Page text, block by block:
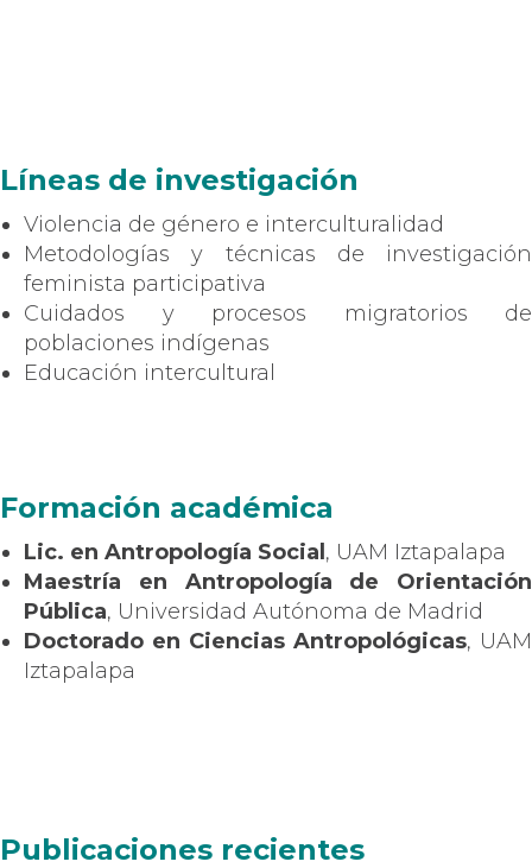
Líneas de investigación
Violencia de género e interculturalidad
Metodologías y técnicas de investigación
feminista participativa
Cuidados y procesos migratorios de
poblaciones indígenas
Educación intercultural
Formación académica
Lic. en Antropología Social , UAM Iztapalapa
Maestría en Antropología de Orientación
Pública, Universidad Autónoma de Madrid
Doctorado en Ciencias Antropológicas, UAM
Iztapalapa
Publicaciones recientes